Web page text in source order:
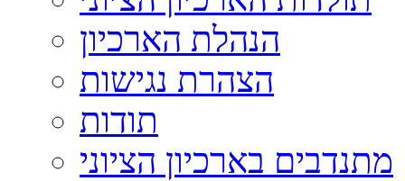
הנהלת הארכיון
הצהרת נגישות
תודות
מתנדבים בארכיון הציוני